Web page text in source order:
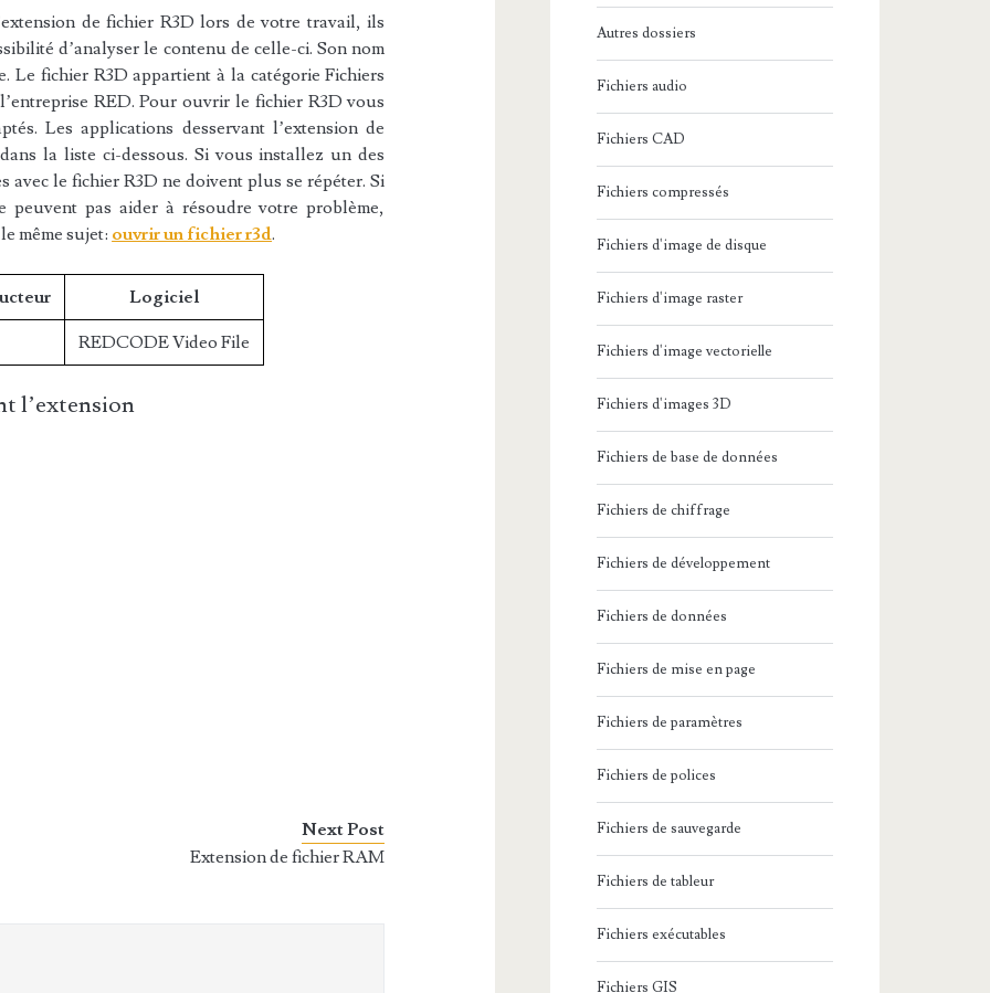
de fichier R3D lors de votre travail, ils
d’analyser le contenu de celle-ci. Son nom
Le fichier R3D appartient à la catégorie Fichiers
RED. Pour ouvrir le fichier R3D vous
Les applications desservant l’extension de
la liste ci-dessous. Si vous installez un des
avec le fichier R3D ne doivent plus se répéter. Si
peuvent pas aider à résoudre votre problème,
même sujet: ouvrir un fichier r3d.
Logiciel
REDCODE Video File
l’extension
Next Post
Extension de fichier RAM
Autres dossiers
Fichiers audio
Fichiers CAD
Fichiers compressés
Fichiers d'image de disque
Fichiers d'image raster
Fichiers d'image vectorielle
Fichiers d'images 3D
Fichiers de base de données
Fichiers de chiffrage
Fichiers de développement
Fichiers de données
Fichiers de mise en page
Fichiers de paramètres
Fichiers de polices
Fichiers de sauvegarde
Fichiers de tableur
Fichiers exécutables
Fichiers GIS